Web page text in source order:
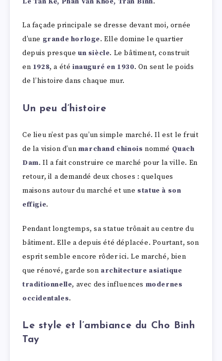
La façade principale se dresse devant moi, ornée
d’une grande horloge. Elle domine le quartier
depuis presque un siècle. Le bâtiment, construit
en 1928, a étéinauguré en 1930. On sent le poids
de l’histoire dans chaque mur.
Un peu d’histoire
Ce lieu n’est pas qu’un simple marché. Il est le fruit
de la vision d’un marchand chinois nommé Quach
Dam. Il a fait construire ce marché pour la ville. En
retour, il a demandé deux choses : quelques
maisons autour du marché et une statue à son
effigie.
Pendant longtemps, sa statue trônait au centre du
bâtiment. Elle a depuis été déplacée. Pourtant, son
esprit semble encore rôder ici. Le marché, bien
que rénové, garde son architecture asiatique
traditionnelle, avec des influences modernes
occidentales.
Le style et l’ambiance du Cho Binh
Tay